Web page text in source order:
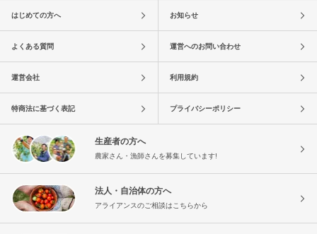
はじめての方へ お知らせ
よくある質問 運営へのお問い合わせ
運営会社 利用規約
特商法に基づく表記 プライバシーポリシー
生産者の方へ
農家さん・漁師さんを募集しています!
法人・自治体の方へ
アライアンスのご相談はこちらから